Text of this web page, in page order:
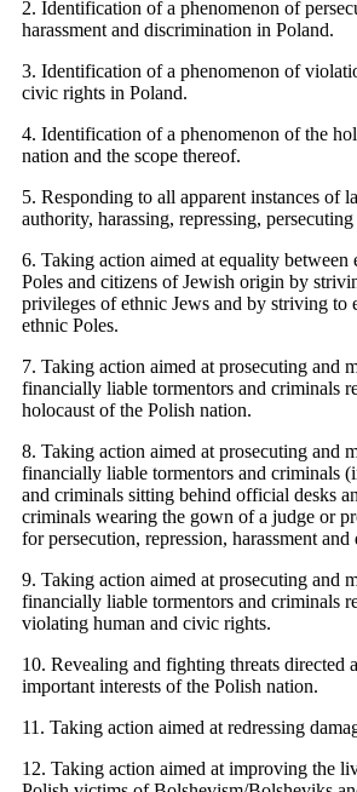
2. Identification of a phenomenon of
harassment and discrimination in Poland.
3. Identification of a phenomenon of
civic rights in Poland.
4. Identification of a phenomenon of the
nation and the scope thereof.
5. Responding to all apparent instances of
authority, harassing, repressing,
6. Taking action aimed at equality between
Poles and citizens of Jewish origin by
privileges of ethnic Jews and by striving to
ethnic Poles.
7. Taking action aimed at prosecuting and
financially liable tormentors and criminals
holocaust of the Polish nation.
8. Taking action aimed at prosecuting and
financially liable tormentors and criminals
and criminals sitting behind official desks
criminals wearing the gown of a judge or
for persecution, repression, harassment
9. Taking action aimed at prosecuting and
financially liable tormentors and criminals
violating human and civic rights.
10. Revealing and fighting threats directed
important interests of the Polish nation.
11. Taking action aimed at redressing
12. Taking action aimed at improving the